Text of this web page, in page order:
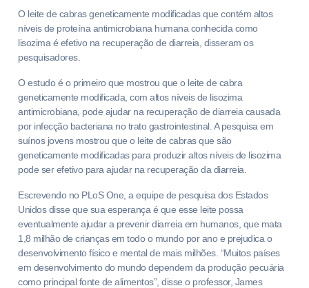
O leite de cabras geneticamente modificadas que contém altos
níveis de proteína antimicrobiana humana conhecida como
lisozima é efetivo na recuperação de diarreia, disseram os
pesquisadores.
O estudo é o primeiro que mostrou que o leite de cabra
geneticamente modificada, com altos níveis de lisozima
antimicrobiana, pode ajudar na recuperação de diarreia causada
por infecção bacteriana no trato gastrointestinal. A pesquisa em
suínos jovens mostrou que o leite de cabras que são
geneticamente modificadas para produzir altos níveis de lisozima
pode ser efetivo para ajudar na recuperação da diarreia.
Escrevendo no PLoS One, a equipe de pesquisa dos Estados
Unidos disse que sua esperança é que esse leite possa
eventualmente ajudar a prevenir diarreia em humanos, que mata
1,8 milhão de crianças em todo o mundo por ano e prejudica o
desenvolvimento físico e mental de mais milhões. “Muitos países
em desenvolvimento do mundo dependem da produção pecuária
como principal fonte de alimentos”, disse o professor, James